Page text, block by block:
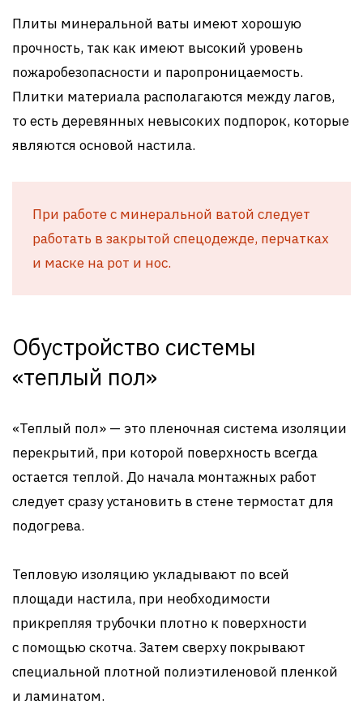
Плиты минеральной ваты имеют хорошую
прочность, так как имеют высокий уровень
пожаробезопасности и паропроницаемость.
Плитки материала располагаются между лагов,
то есть деревянных невысоких подпорок, которые
являются основой настила.
При работе с минеральной ватой следует
работать в закрытой спецодежде, перчатках
и маске на рот и нос.
Обустройство системы
«теплый пол»
«Теплый пол» — это пленочная система изоляции
перекрытий, при которой поверхность всегда
остается теплой. До начала монтажных работ
следует сразу установить в стене термостат для
подогрева.
Тепловую изоляцию укладывают по всей
площади настила, при необходимости
прикрепляя трубочки плотно к поверхности
с помощью скотча. Затем сверху покрывают
специальной плотной полиэтиленовой пленкой
и ламинатом.